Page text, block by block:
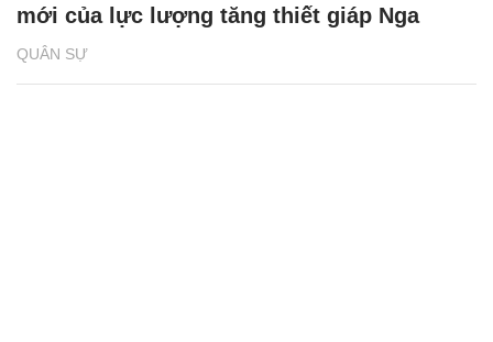
QUÂN SỰ
mới của lực lượng tăng thiết giáp Nga